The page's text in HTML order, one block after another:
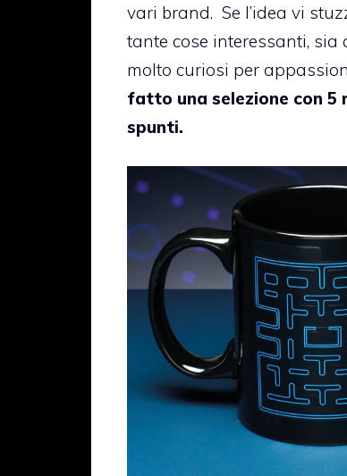
vari brand. Se l’idea vi
tante cose interessanti,
molto curiosi per
fatto una selezione con 5
spunti.